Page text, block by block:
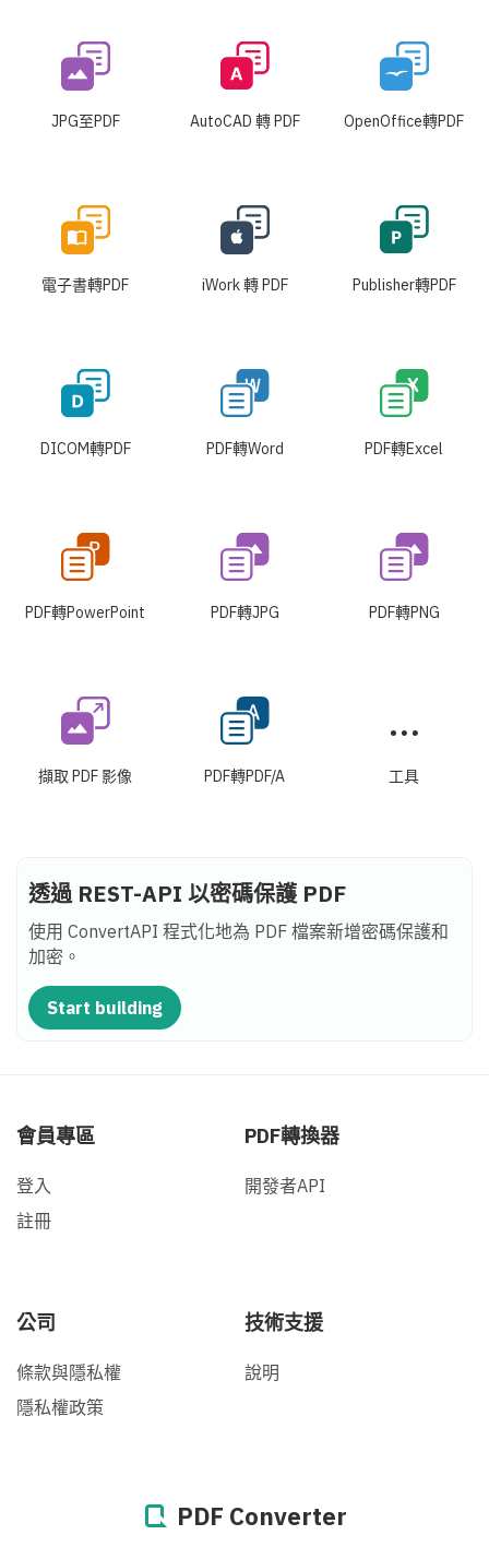
JPG至PDF AutoCAD 轉 PDF OpenOffice轉PDF
電子書轉PDF iWork 轉 PDF Publisher轉PDF
DICOM轉PDF PDF轉Word PDF轉Excel
PDF轉PowerPoint PDF轉JPG PDF轉PNG
擷取 PDF 影像 PDF轉PDF/A 工具
透過 REST-API 以密碼保護 PDF
使用 ConvertAPI 程式化地為 PDF 檔案新增密碼保護和
加密。
Start building
會員專區
登入
註冊
PDF轉換器
開發者API
公司
條款與隱私權
隱私權政策
技術支援
說明
PDF Converter